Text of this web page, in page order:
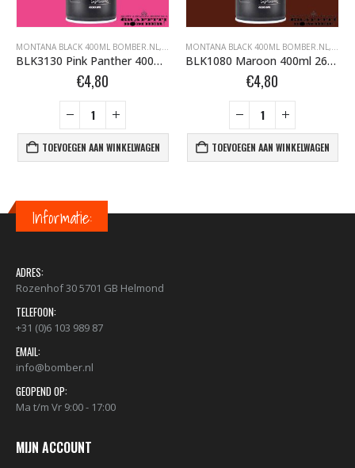
SPUITBUSSEN
BLACK BOMBER.NL ,MONTANA GRAFFITI SPUITBUSSEN
MONTANA BLACK 400ML BOMBER.NL , MONTANA BLACK BOMBER.NL ,MONTANA
BLK3130 Pink Panther 400ml 263804
€4,80
TOEVOEGEN AAN WINKELWAGEN
MONTANA BLACK 400ML BOMBER.NL ,
BLK1080 Maroon 400ml 263514
€4,80
TOEVOEGEN AAN WINKELWAGEN
Informatie:
ADRES:
Rozenhof 30 5701 GB Helmond
TELEFOON:
+31 (0)6 103 989 87
EMAIL:
info@bomber.nl
GEOPEND OP:
Ma t/m Vr 9:00 - 17:00
MIJN ACCOUNT